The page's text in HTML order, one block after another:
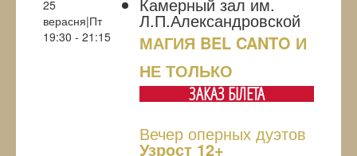
25
верасня|Пт
19:30 - 21:15
Л.П.Александровской
МАГИЯ BEL CANTO И
НЕ ТОЛЬКО
ЗАКАЗ БIЛЕТА
Вечер оперных дуэтов
Узрoст 12+